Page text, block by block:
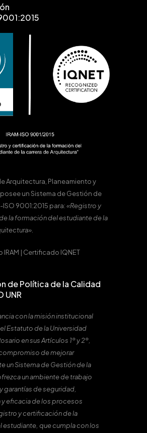
Arquitectura, Planeamiento y
posee un Sistema de Gestión de
ISO 9001:2015 para:«Registro y
la formación del estudiante de la
IRAM | Certificado IQNET
de Política de la Calidad
UNR
con la misión institucional
Estatuto de la Universidad
en sus Artículos 1º y 2º,
de mejorar
un Sistema de Gestión de la
un ambiente de trabajo
garantías de seguridad,
y eficacia de los procesos
y certificación de la
estudiante, que cumpla con los